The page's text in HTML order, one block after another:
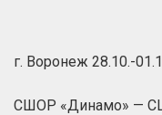
г. Воронеж 28.10.-
СШОР «Динамо» —